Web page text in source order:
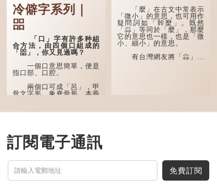
多年前，蘋果手機推出
iPhone12時，曾宣傳它的
鏡頭有專業的運算攝影功
能，便用上「瞐」這個字，
表達iPhone12有由8位提
升至10位HDR影片拍攝功
能，能自動進行杜比視界調
色，達到專...
冷僻字系列｜
㗊
「口」字有許多种組
合方法，由四個口組成的
「㗊」，你又見過嗎？
一個口意思簡單，便是
指口部、口腔。
兩個口可成「呂」，甲
骨文字形，象脊骨形，本義
通用為姓氏。兩個口也可以
思。
三個口為「品」，這個
代甲骨文，古字形從三口，
表示眾多。《說文解...
「麼」在古文中常表示
「微小」的意思，也可用作
疑問詞如「幹麼」。既然
「尛」等同於「麼」，那麼
它的意思也一樣，也是「微
小、細小」的意思。
有台灣網友將「尛」...
訂閱電子通訊
免費訂閱